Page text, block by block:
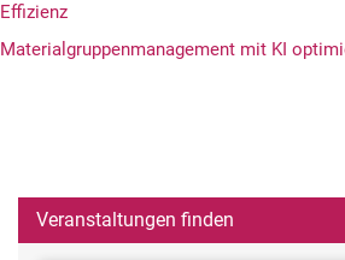
Effizienz
Materialgruppenmanagement mit KI
Veranstaltungen finden